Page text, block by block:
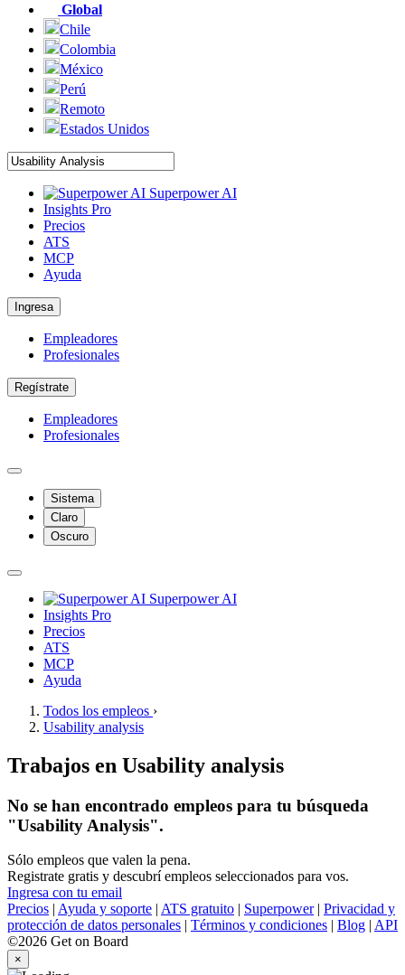
Global
Chile
Colombia
México
Perú
Remoto
Estados Unidos
Superpower AI
Insights Pro
Precios
ATS
MCP
Ayuda
Ingresa
Empleadores
Profesionales
Regístrate
Empleadores
Profesionales
Sistema
Claro
Oscuro
Superpower AI
Insights Pro
Precios
ATS
MCP
Ayuda
Todos los empleos ›
Usability analysis
Trabajos en Usability analysis
No se han encontrado empleos para tu búsqueda
"Usability Analysis".
Sólo empleos que valen la pena.
Registrate gratis y descubrí empleos seleccionados para vos.
Ingresa con tu email
Precios | Ayuda y soporte | ATS gratuito | Superpower| Privacidad y
protección de datos personales | Términos y condiciones | Blog | API
©2026 Get on Board
×